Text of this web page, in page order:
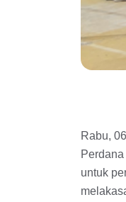
Rabu,
untuk